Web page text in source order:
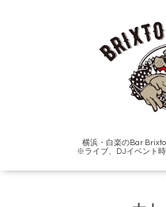
横浜・白楽のBar
※ライブ、DJイベント時